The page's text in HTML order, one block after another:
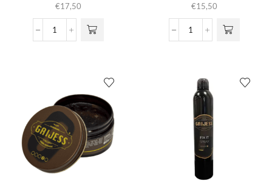
€17,50
Concrete
€15,50
Cool